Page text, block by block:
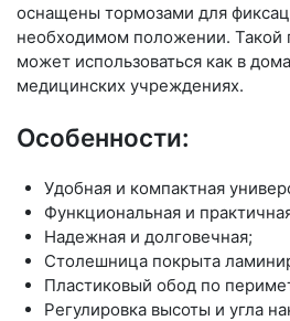
оснащены тормозами для
необходимом положении. Такой
может использоваться как в
медицинских учреждениях.
Особенности:
Удобная и компактная
Функциональная и
Надежная и долговечная;
Столешница покрыта
Пластиковый обод по
Регулировка высоты и угла